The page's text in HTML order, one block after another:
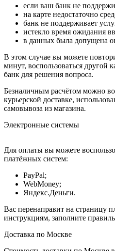
если ваш банк не
на карте недостаточно
банк не поддерживает
истекло время ожидания
в данных была допущена
В этом случае вы можете
минут, воспользоваться другой
банк для решения вопроса.
Безналичным расчётом можно
курьерской доставке,
самовывоза из магазина.
Электронные системы
Для оплаты вы можете
платёжных систем:
PayPal;
WebMoney;
Яндекс.Деньги.
Вас перенаправит на страницу
инструкциям, заполните
Доставка по Москве